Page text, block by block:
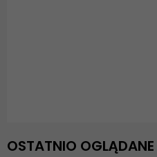
OSTATNIO OGLĄDANE